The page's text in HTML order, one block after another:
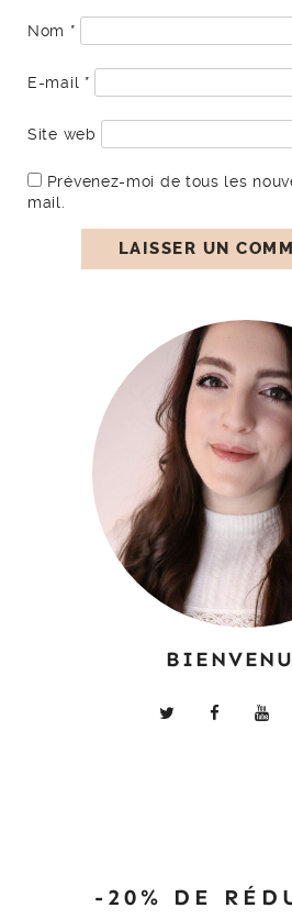
Nom *
E-mail *
Site web
Prévenez-moi de tous les
mail.
-20% DE